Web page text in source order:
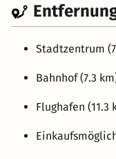
Stadtzentrum
Bahnhof (7.3
Flughafen (11.3